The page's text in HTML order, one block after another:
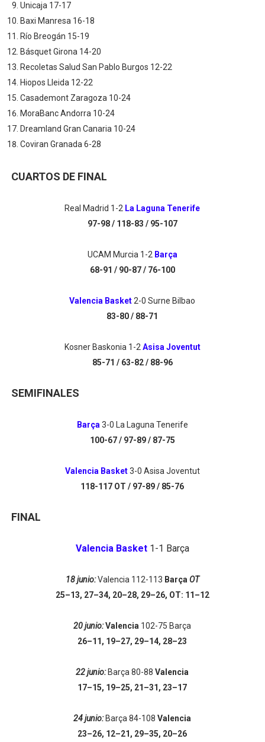
Unicaja 17-17
Baxi Manresa 16-18
Río Breogán 15-19
Básquet Girona 14-20
Recoletas Salud San Pablo Burgos 12-22
Hiopos Lleida 12-22
Casademont Zaragoza 10-24
MoraBanc Andorra 10-24
Dreamland Gran Canaria 10-24
Coviran Granada 6-28
CUARTOS DE FINAL
Real Madrid 1-2 La Laguna Tenerife
97-98 / 118-83 / 95-107
UCAM Murcia 1-2 Barça
68-91 / 90-87 / 76-100
Valencia Basket 2-0 Surne Bilbao
83-80 / 88-71
Kosner Baskonia 1-2 Asisa Joventut
85-71 / 63-82 / 88-96
SEMIFINALES
Barça 3-0 La Laguna Tenerife
100-67 / 97-89 / 87-75
Valencia Basket3-0 Asisa Joventut
118-117 OT / 97-89 / 85-76
FINAL
Valencia Basket1-1 Barça
18 junio:Valencia 112-113 Barça OT
25–13, 27–34, 20–28, 29–26, OT: 11–12
20 junio:Valencia 102-75 Barça
26–11, 19–27, 29–14, 28–23
22 junio:Barça 80-88Valencia
17–15, 19–25, 21–31, 23–17
24 junio:Barça 84-108Valencia
23–26, 12–21, 29–35, 20–26